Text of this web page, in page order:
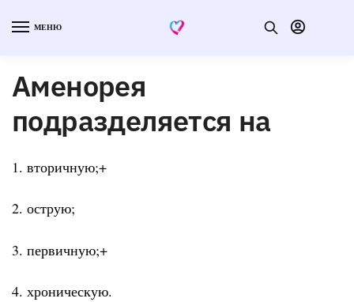
МЕНЮ
Аменорея
подразделяется на
1. вторичную;+
2. острую;
3. первичную;+
4. хроническую.